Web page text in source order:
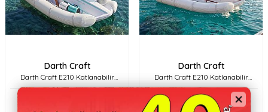
Darth Craft
Darth Craft E210 Katlanabilir
Elektrikli Şişme Bot / Su Aracı BL
Darth Craft
Darth Craft E210 Katlanabilir
Elektrikli Şişme Bot / Su Aracı BR
628.000,00TL